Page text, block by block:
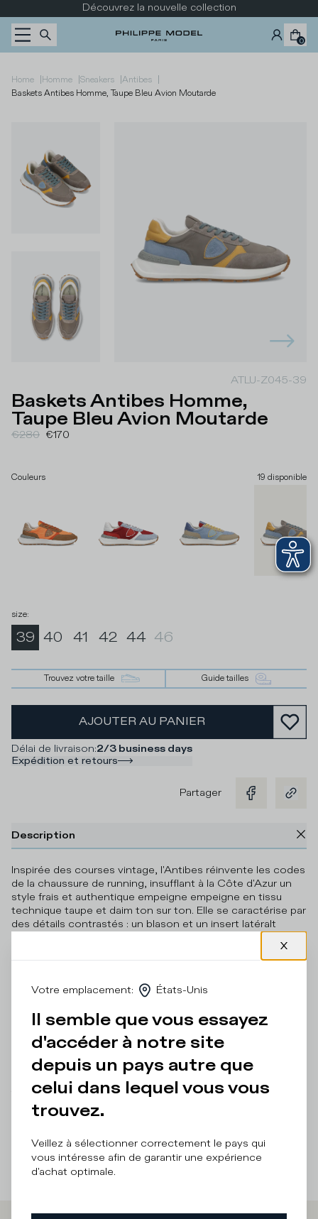
Passer au contenuDécouvrez la nouvelle collection
0
Home |Homme |Sneakers |Antibes |
Baskets Antibes Homme, Taupe Bleu Avion Moutarde
ATLU-Z045-39
Baskets Antibes Homme,
Taupe Bleu Avion Moutarde
€280 €170
Couleurs 19 disponible
size:
39 40 41 42 44 46
Trouvez votre taille Guide tailles
AJOUTER AU PANIER
Délai de livraison:2/3 business days
Expédition et retours
Partager
Description
Inspirée des courses vintage, l'Antibes réinvente les codes
de la chaussure de running, insufflant à la Côte d'Azur un
style frais et authentique empeigne empeigne en tissu
technique taupe et daim ton sur ton. Elle se caractérise par
des détails contrastés : un blason et un insert latéralt
arrière bleu marine, ainsi qu'une languette arrière et un
liseré moutarde. La semelle intérieure amovible Ortholite
en coton éponge et la doublure douce en coton éponge
long de la journée. La semelle en caoutchouc ultra-légère
Détails et composition
Entretien Produit
There was a problem loading related productsThere was a
problem loading related products
Votre emplacement: États-Unis
Il semble que vous essayez
d'accéder à notre site
depuis un pays autre que
celui dans lequel vous vous
trouvez.
Veillez à sélectionner correctement le pays qui
vous intéresse afin de garantir une expérience
d'achat optimale.